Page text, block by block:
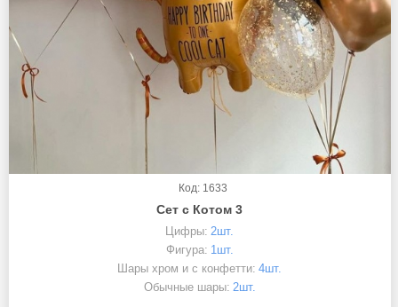
Код: 1633
Сет с Котом 3
Цифры: 2шт.
Фигура: 1шт.
Шары хром и с конфетти: 4шт.
Обычные шары: 2шт.